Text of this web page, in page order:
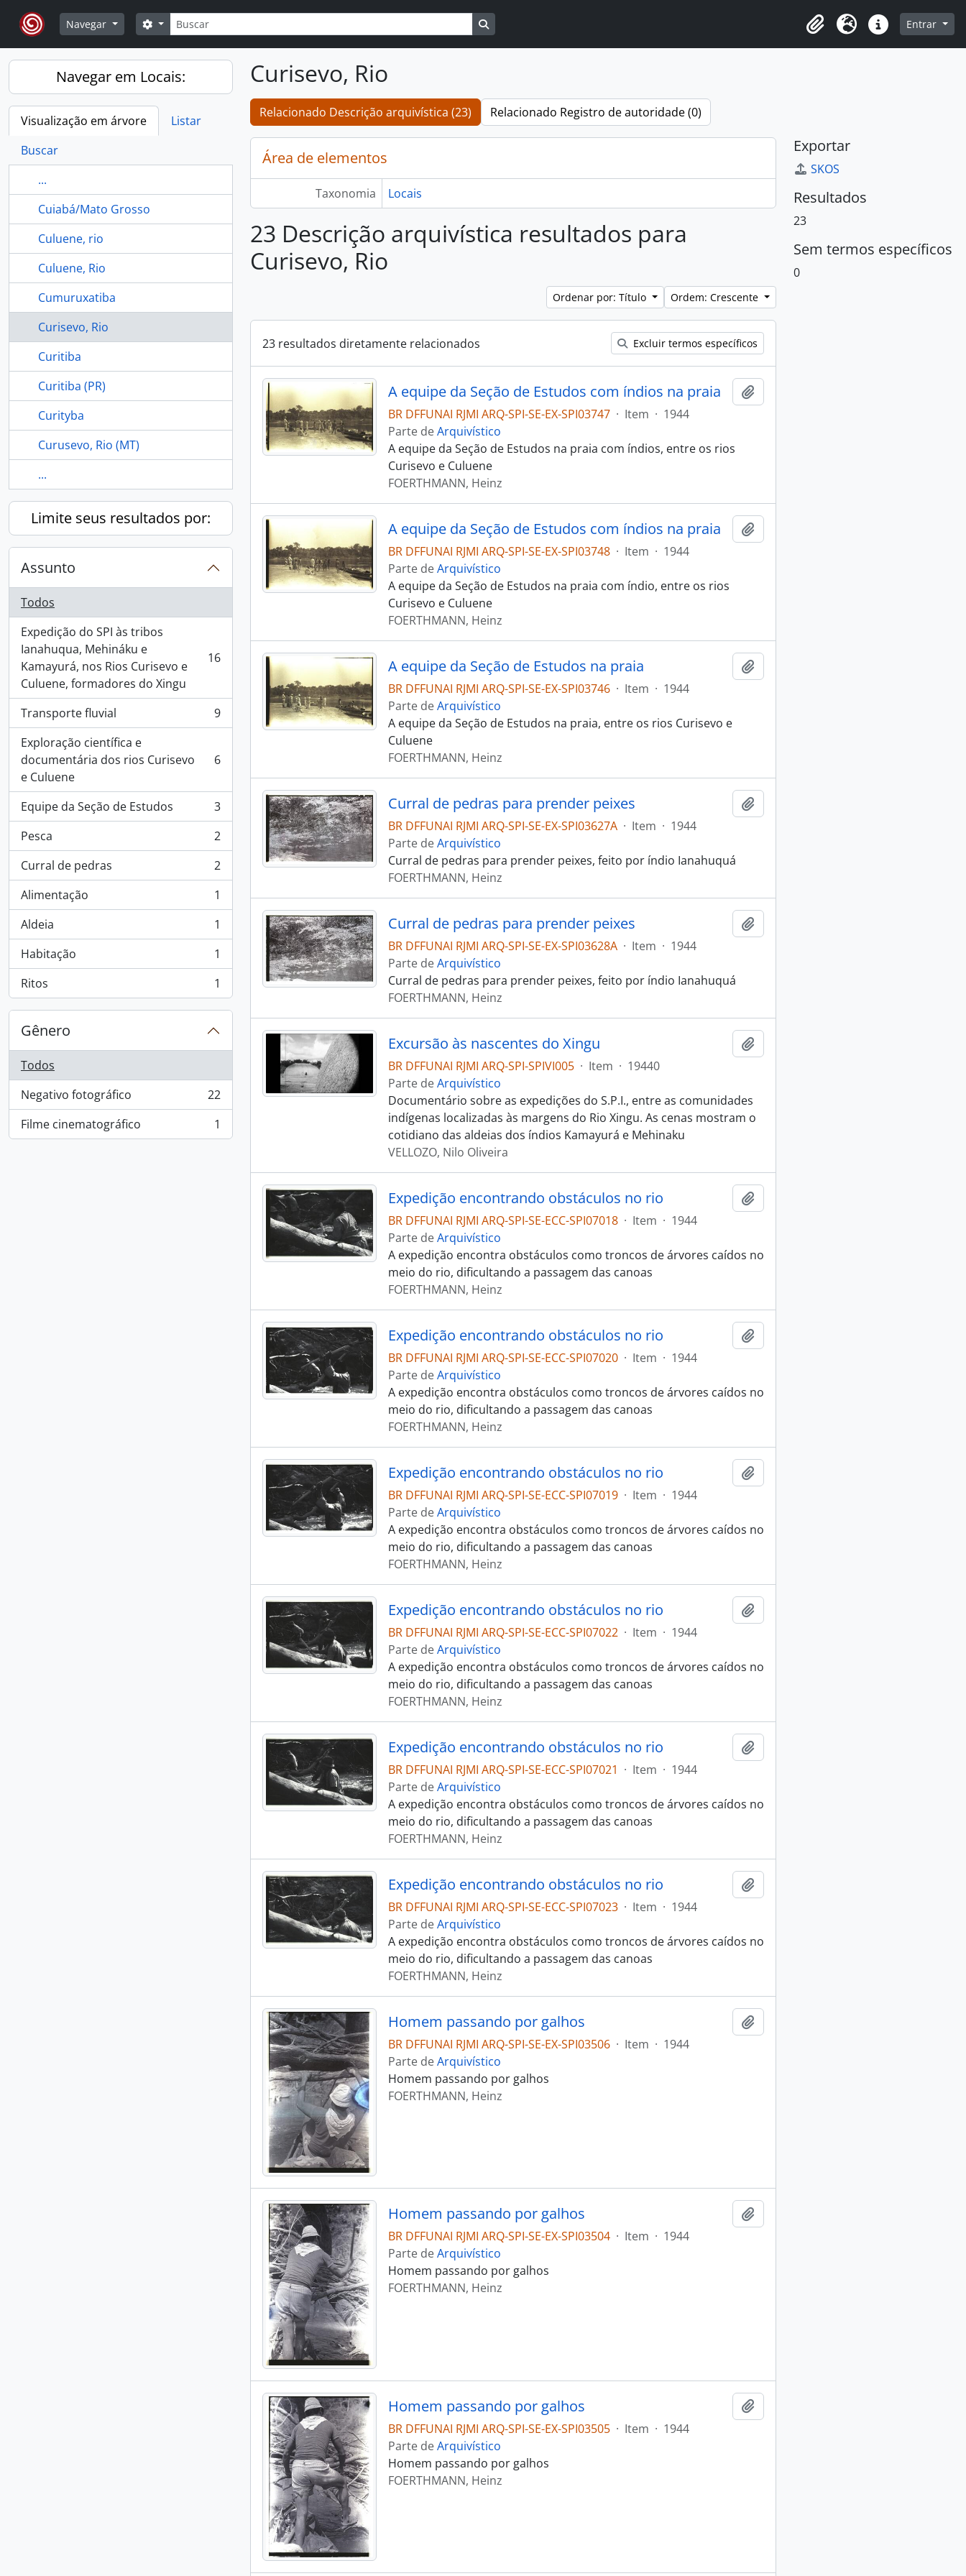
Skip to main content
Navegar
Buscar
Opções de busca
Área de Transferência
Idioma Atalhos Entrar
Navegar em Locais:
Visualização em árvore
Listar
Buscar
...
Cuiabá/Mato Grosso
Culuene, rio
Culuene, Rio
Cumuruxatiba
Curisevo, Rio
Curitiba
Curitiba (PR)
Curityba
Curusevo, Rio (MT)
...
Limite seus resultados por:
Assunto
Todos
Expedição do SPI às tribos
Ianahuqua, Mehináku e
Kamayurá, nos Rios Curisevo e
Culuene, formadores do Xingu
, 16 resultados 16
Transporte fluvial
, 9 resultados
9
Exploração científica e
documentária dos rios Curisevo
e Culuene
, 6 resultados 6
Equipe da Seção de Estudos
, 3 resultados
3
Pesca
, 2 resultados
2
Curral de pedras
, 2 resultados
2
Alimentação
, 1 resultados
1
Aldeia
, 1 resultados
1
Habitação
, 1 resultados
1
Ritos
, 1 resultados 1
Gênero
Todos
Negativo fotográfico
, 22 resultados
22
Filme cinematográfico
, 1 resultados 1
Curisevo, Rio
Relacionado Descrição arquivística (23) Relacionado Registro de autoridade (0)
Área de elementos
Taxonomia Locais
23 Descrição arquivística resultados para
Curisevo, Rio
Ordenar por: Título Ordem: Crescente
23 resultados diretamente relacionados Excluir termos específicos
A equipe da Seção de Estudos com índios na praia
BR DFFUNAI RJMI ARQ-SPI-SE-EX-SPI03747 · Item · 1944
Parte deArquivístico
A equipe da Seção de Estudos na praia com índios, entre os rios
Curisevo e Culuene
FOERTHMANN, Heinz
A equipe da Seção de Estudos com índios na praia
BR DFFUNAI RJMI ARQ-SPI-SE-EX-SPI03748 · Item · 1944
Parte deArquivístico
A equipe da Seção de Estudos na praia com índio, entre os rios
Curisevo e Culuene
FOERTHMANN, Heinz
A equipe da Seção de Estudos na praia
BR DFFUNAI RJMI ARQ-SPI-SE-EX-SPI03746 · Item · 1944
Parte deArquivístico
A equipe da Seção de Estudos na praia, entre os rios Curisevo e
Culuene
FOERTHMANN, Heinz
Curral de pedras para prender peixes
BR DFFUNAI RJMI ARQ-SPI-SE-EX-SPI03627A · Item · 1944
Parte deArquivístico
Curral de pedras para prender peixes, feito por índio Ianahuquá
FOERTHMANN, Heinz
Curral de pedras para prender peixes
BR DFFUNAI RJMI ARQ-SPI-SE-EX-SPI03628A · Item · 1944
Parte deArquivístico
Curral de pedras para prender peixes, feito por índio Ianahuquá
FOERTHMANN, Heinz
Excursão às nascentes do Xingu
BR DFFUNAI RJMI ARQ-SPI-SPIVI005 · Item · 19440
Parte deArquivístico
Documentário sobre as expedições do S.P.I., entre as comunidades
indígenas localizadas às margens do Rio Xingu. As cenas mostram o
cotidiano das aldeias dos índios Kamayurá e Mehinaku
VELLOZO, Nilo Oliveira
Expedição encontrando obstáculos no rio
BR DFFUNAI RJMI ARQ-SPI-SE-ECC-SPI07018 · Item · 1944
Parte deArquivístico
A expedição encontra obstáculos como troncos de árvores caídos no
meio do rio, dificultando a passagem das canoas
FOERTHMANN, Heinz
Expedição encontrando obstáculos no rio
BR DFFUNAI RJMI ARQ-SPI-SE-ECC-SPI07020 · Item · 1944
Parte deArquivístico
A expedição encontra obstáculos como troncos de árvores caídos no
meio do rio, dificultando a passagem das canoas
FOERTHMANN, Heinz
Expedição encontrando obstáculos no rio
BR DFFUNAI RJMI ARQ-SPI-SE-ECC-SPI07019 · Item · 1944
Parte deArquivístico
A expedição encontra obstáculos como troncos de árvores caídos no
meio do rio, dificultando a passagem das canoas
FOERTHMANN, Heinz
Expedição encontrando obstáculos no rio
BR DFFUNAI RJMI ARQ-SPI-SE-ECC-SPI07022 · Item · 1944
Parte deArquivístico
A expedição encontra obstáculos como troncos de árvores caídos no
meio do rio, dificultando a passagem das canoas
FOERTHMANN, Heinz
Expedição encontrando obstáculos no rio
BR DFFUNAI RJMI ARQ-SPI-SE-ECC-SPI07021 · Item · 1944
Parte deArquivístico
A expedição encontra obstáculos como troncos de árvores caídos no
meio do rio, dificultando a passagem das canoas
FOERTHMANN, Heinz
Expedição encontrando obstáculos no rio
BR DFFUNAI RJMI ARQ-SPI-SE-ECC-SPI07023 · Item · 1944
Parte deArquivístico
A expedição encontra obstáculos como troncos de árvores caídos no
meio do rio, dificultando a passagem das canoas
FOERTHMANN, Heinz
Homem passando por galhos
BR DFFUNAI RJMI ARQ-SPI-SE-EX-SPI03506 · Item · 1944
Parte deArquivístico
Homem passando por galhos
FOERTHMANN, Heinz
Homem passando por galhos
BR DFFUNAI RJMI ARQ-SPI-SE-EX-SPI03504 · Item · 1944
Parte deArquivístico
Homem passando por galhos
FOERTHMANN, Heinz
Homem passando por galhos
BR DFFUNAI RJMI ARQ-SPI-SE-EX-SPI03505 · Item · 1944
Parte deArquivístico
Homem passando por galhos
FOERTHMANN, Heinz
Exportar
SKOS
Resultados
23
Sem termos específicos
0